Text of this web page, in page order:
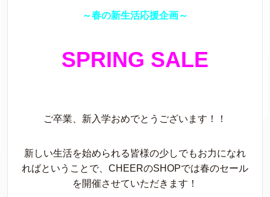
～春の新生活応援企画～
SPRING SALE
ご卒業、新入学おめでとうございます！！
新しい生活を始められる皆様の少しでもお力になれ
ればということで、CHEERのSHOPでは春のセール
を開催させていただきます！